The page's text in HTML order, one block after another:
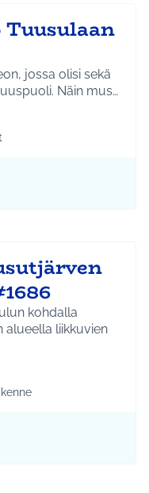
jossa olisi sekä
Näin mus…
Kulttuuri ja
kohdalla
alueella liikkuvien
Tuusulan kylät
teeman mukaan: Infra ja